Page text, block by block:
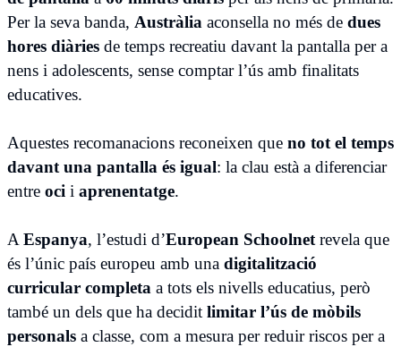
Per la seva banda, Austràlia aconsella no més de dues
hores diàries de temps recreatiu davant la pantalla per a
nens i adolescents, sense comptar l’ús amb finalitats
educatives.
Aquestes recomanacions reconeixen que no tot el temps
davant una pantalla és igual: la clau està a diferenciar
entre oci i aprenentatge.
A Espanya, l’estudi d’European Schoolnet revela que
és l’únic país europeu amb una digitalització
curricular completa a tots els nivells educatius, però
també un dels que ha decidit limitar l’ús de mòbils
personals a classe, com a mesura per reduir riscos per a